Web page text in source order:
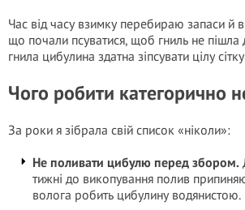
Час від часу взимку перебираю запаси й
що почали псуватися, щоб гниль не пішла
гнила цибулина здатна зіпсувати цілу
Чого робити категорично
За роки я зібрала свій список «ніколи»:
Не поливати цибулю перед збором.
тижні до викопування полив
волога робить цибулину водянистою.